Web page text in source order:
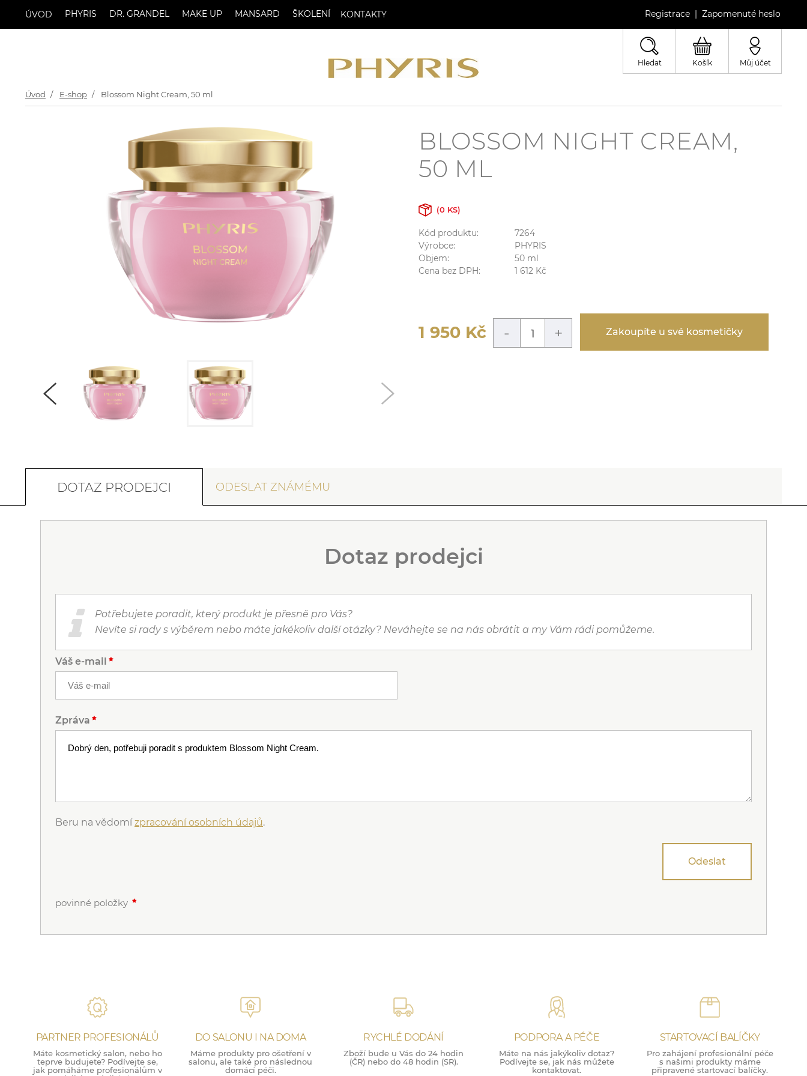
ÚVOD PHYRIS DR. GRANDEL MAKE UP MANSARD ŠKOLENÍ KONTAKTY Registrace | Zapomenuté heslo
Hledat Košík Můj účet
Úvod E-shop Blossom Night Cream, 50 ml
BLOSSOM NIGHT CREAM,
50 ML
(0 KS)
Kód produktu:
7264
Výrobce:
PHYRIS
Objem:
50 ml
Cena bez DPH:
1 612 Kč
1 950 Kč - + Zakoupíte u své kosmetičky
DOTAZ PRODEJCI ODESLAT ZNÁMÉMU
Dotaz prodejci
Potřebujete poradit, který produkt je přesně pro Vás?
Nevíte si rady s výběrem nebo máte jakékoliv další otázky? Neváhejte se na nás obrátit a my Vám rádi pomůžeme.
Váš e-mail
Zpráva
Beru na vědomízpracování osobních údajů.
Odeslat
povinné položky
PARTNER PROFESIONÁLŮ
Máte kosmetický salon, nebo ho
teprve budujete? Podívejte se,
jak pomáháme profesionálům v
DO SALONU I NA DOMA
Máme produkty pro ošetření v
salonu, ale také pro následnou
domácí péči.
RYCHLÉ DODÁNÍ
Zboží bude u Vás do 24 hodin
(ČR) nebo do 48 hodin (SR).
PODPORA A PÉČE
Máte na nás jakýkoliv dotaz?
Podívejte se, jak nás můžete
kontaktovat.
STARTOVACÍ BALÍČKY
Pro zahájení profesionální péče
s našimi produkty máme
připravené startovací balíčky.